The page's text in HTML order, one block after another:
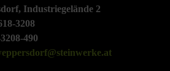
Industriegelände 2
3208
490